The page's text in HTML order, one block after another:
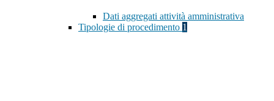
Dati aggregati attività amministrativa
Tipologie di procedimento 1